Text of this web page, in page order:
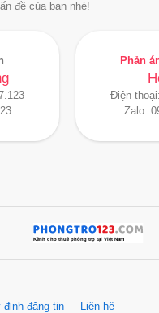
đề của bạn nhé!
Phản
Điện thoại:
Zalo:
định đăng tin Liên hệ